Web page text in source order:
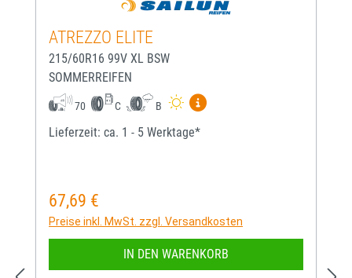
ATREZZO ELITE
215/60R16 99V XL BSW
SOMMERREIFEN
70 C B
Mehr Informationen zum
Lieferzeit: ca. 1 - 5 Werktage*
Regulärer Preis:
67,69 €
Preise inkl. MwSt. zzgl. Versandkosten
IN DEN WARENKORB